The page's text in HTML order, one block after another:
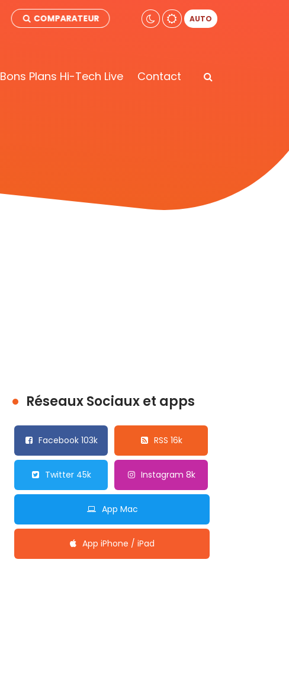
COMPARATEUR AUTO
Bons Plans Hi-Tech Live Contact
Réseaux Sociaux et apps
Facebook 103k RSS 16k
Twitter 45k Instagram 8k
App Mac
App iPhone / iPad